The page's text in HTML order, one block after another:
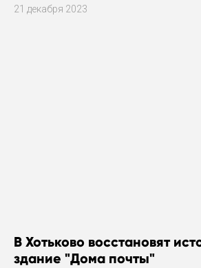
21 декабря 2023
В Хотьково восстановят
здание "Дома почты"